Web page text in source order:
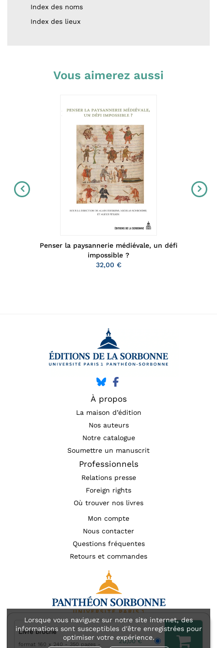
Lorsque vous naviguez sur notre site internet, des
informations sont susceptibles d'être enregistrées pour
optimiser votre expérience.
Livre broché
format 160 x 240 350 pages 28,00 €
Index des noms
Index des lieux
Vous aimerez aussi
Penser la paysannerie médiévale, un défi
impossible ?
32,00 €
À propos
La maison d’édition
Nos auteurs
Notre catalogue
Soumettre un manuscrit
Professionnels
Relations presse
Foreign rights
Où trouver nos livres
Mon compte
Nous contacter
Questions fréquentes
Retours et commandes
Mentions légales
Accessibilité : non conforme